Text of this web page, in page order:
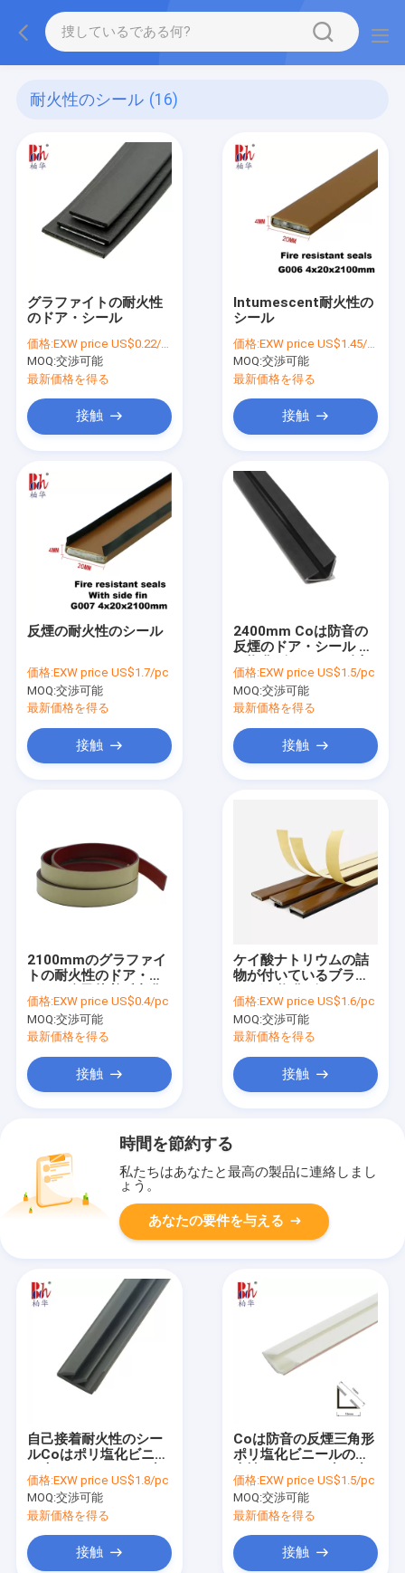
耐火性のシール (16)
グラファイトの耐火性
のドア・シール
価格:EXW price US$0.22/meter
MOQ:交渉可能
最新価格を得る
接触
Intumescent耐火性の
シール
価格:EXW price US$1.45/pc
MOQ:交渉可能
最新価格を得る
接触
反煙の耐火性のシール
価格:EXW price US$1.7/pc
MOQ:交渉可能
最新価格を得る
接触
2400mm Coは防音の
反煙のドア・シール ポ
性のシールの突き出た
価格:EXW price US$1.5/pc
MOQ:交渉可能
最新価格を得る
接触
2100mmのグラファイ
トの耐火性のドア・シ
する火証拠のストリッ
プ
価格:EXW price US$0.4/pc
MOQ:交渉可能
最新価格を得る
接触
ケイ酸ナトリウムの詰
物が付いているブラウ
火証拠の耐火性のシー
ル4mm x 15mm
価格:EXW price US$1.6/pc
MOQ:交渉可能
最新価格を得る
接触
時間を節約する
私たちはあなたと最高の製品に連絡しまし
ょう。
あなたの要件を与える
自己接着耐火性のシー
ルCoはポリ塩化ビニー
き出た
価格:EXW price US$1.8/pc
MOQ:交渉可能
最新価格を得る
接触
Coは防音の反煙三角形
ポリ塩化ビニールの耐
た
価格:EXW price US$1.5/pc
MOQ:交渉可能
最新価格を得る
接触